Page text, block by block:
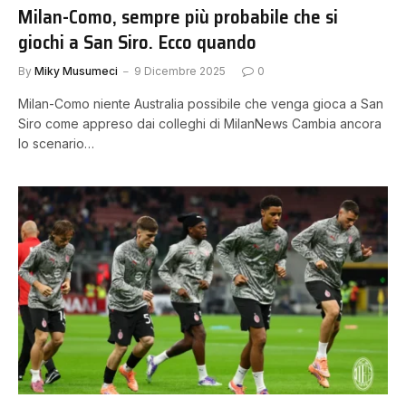
Milan-Como, sempre più probabile che si
giochi a San Siro. Ecco quando
By Miky Musumeci 9 Dicembre 2025 0
Milan-Como niente Australia possibile che venga gioca a San
Siro come appreso dai colleghi di MilanNews Cambia ancora
lo scenario…